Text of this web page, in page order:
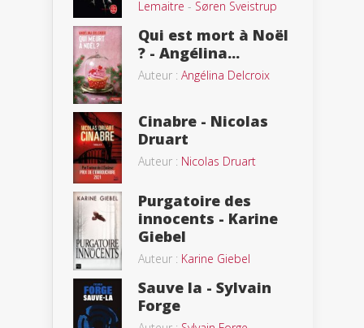
Lemaitre - Søren Sveistrup
Qui est mort à Noël
? - Angélina...
Auteur : Angélina Delcroix
Cinabre - Nicolas
Druart
Auteur : Nicolas Druart
Purgatoire des
innocents - Karine
Giebel
Auteur : Karine Giebel
Sauve la - Sylvain
Forge